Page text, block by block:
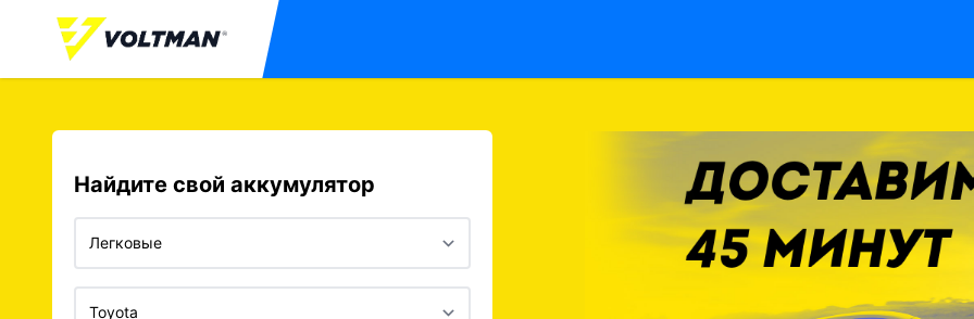
Найдите свой аккумулятор